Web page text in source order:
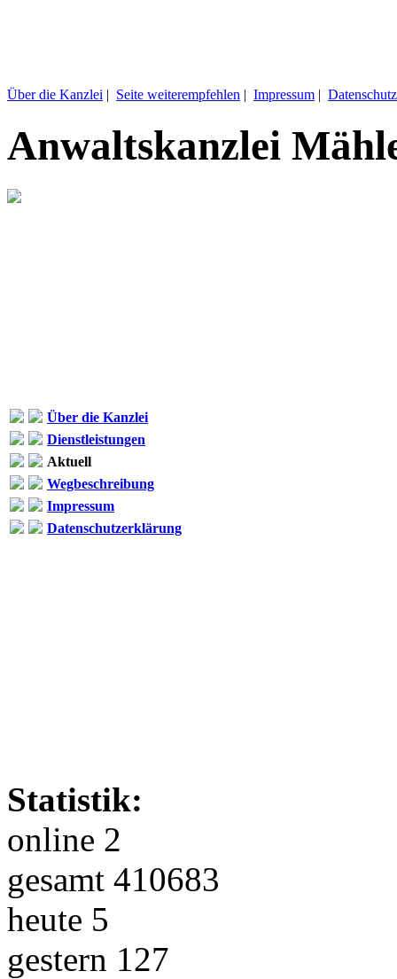
Über die Kanzlei | Seite weiterempfehlen | Impressum |
Anwaltskanzlei
Über die Kanzlei
Dienstleistungen
Aktuell
Wegbeschreibung
Impressum
Datenschutzerklärung
Statistik:
online 2
gesamt 410683
heute 5
gestern 127